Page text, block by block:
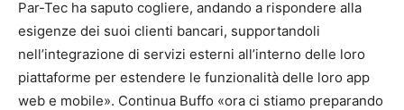
Par-Tec ha saputo cogliere, andando a rispondere alla
esigenze dei suoi clienti bancari, supportandoli
nell’integrazione di servizi esterni all’interno delle loro
piattaforme per estendere le funzionalità delle loro app
web e mobile». Continua Buffo «ora ci stiamo preparando